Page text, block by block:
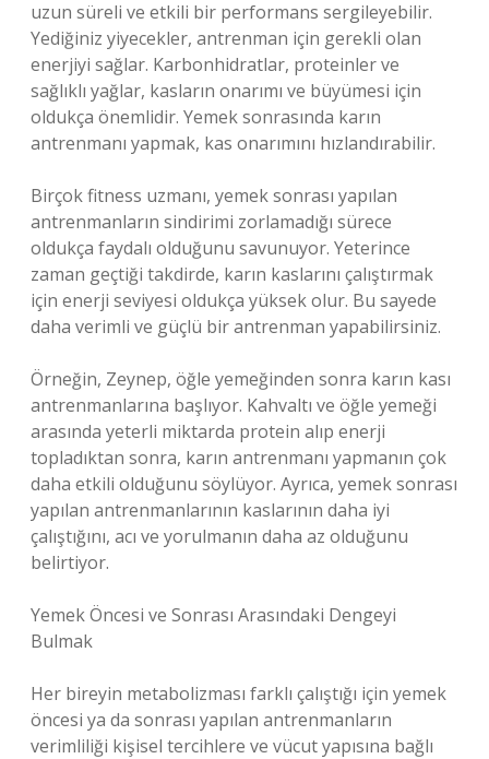
uzun süreli ve etkili bir performans sergileyebilir.
Yediğiniz yiyecekler, antrenman için gerekli olan
enerjiyi sağlar. Karbonhidratlar, proteinler ve
sağlıklı yağlar, kasların onarımı ve büyümesi için
oldukça önemlidir. Yemek sonrasında karın
antrenmanı yapmak, kas onarımını hızlandırabilir.
Birçok fitness uzmanı, yemek sonrası yapılan
antrenmanların sindirimi zorlamadığı sürece
oldukça faydalı olduğunu savunuyor. Yeterince
zaman geçtiği takdirde, karın kaslarını çalıştırmak
için enerji seviyesi oldukça yüksek olur. Bu sayede
daha verimli ve güçlü bir antrenman yapabilirsiniz.
Örneğin, Zeynep, öğle yemeğinden sonra karın kası
antrenmanlarına başlıyor. Kahvaltı ve öğle yemeği
arasında yeterli miktarda protein alıp enerji
topladıktan sonra, karın antrenmanı yapmanın çok
daha etkili olduğunu söylüyor. Ayrıca, yemek sonrası
yapılan antrenmanlarının kaslarının daha iyi
çalıştığını, acı ve yorulmanın daha az olduğunu
belirtiyor.
Yemek Öncesi ve Sonrası Arasındaki Dengeyi
Bulmak
Her bireyin metabolizması farklı çalıştığı için yemek
öncesi ya da sonrası yapılan antrenmanların
verimliliği kişisel tercihlere ve vücut yapısına bağlı